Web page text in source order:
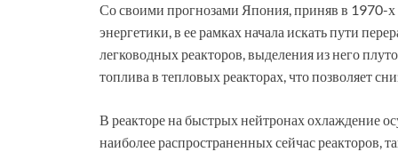
Со своими прогнозами Япония, приняв в 1970-х
энергетики, в ее рамках начала искать пути
легководных реакторов, выделения из него
топлива в тепловых реакторах, что позволяет
В реакторе на быстрых нейтронах охлаждение
наиболее распространенных сейчас реакторов,